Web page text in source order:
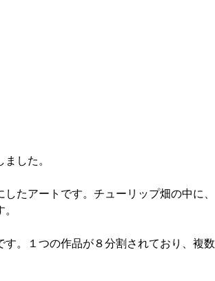
した。
たアートです。チューリップ畑の中に、
。１つの作品が８分割されており、複数